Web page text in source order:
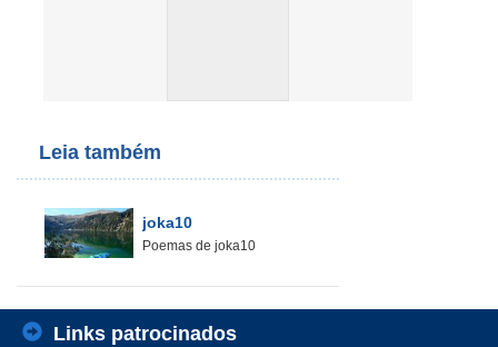
Leia também
joka10
Poemas de joka10
Links patrocinados